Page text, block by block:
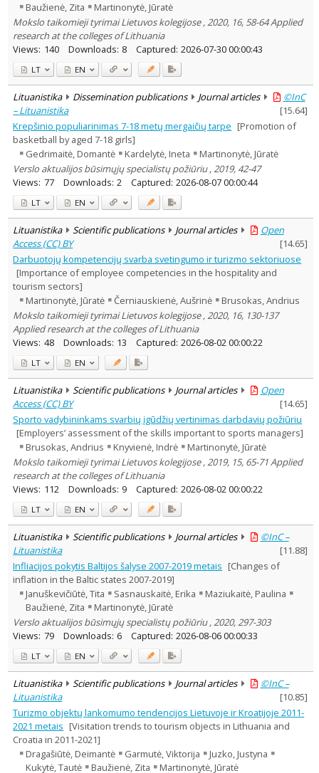
Baužienė, Zita
Martinonytė, Jūratė
Mokslo taikomieji tyrimai Lietuvos kolegijose , 2020, 16, 58-64 Applied
research at the colleges of Lithuania
Views: 140 Downloads: 8 Captured: 2026-07-30 00:00:43
LT EN
Lituanistika Dissemination publications Journal articles
©InC
– Lituanistika
[15.64]
Krepšinio populiarinimas 7-18 metų mergaičių tarpe [Promotion of
basketball by aged 7-18 girls]
Gedrimaitė, Domantė
Kardelytė, Ineta
Martinonytė, Jūratė
Verslo aktualijos būsimųjų specialistų požiūriu , 2019, 42-47
Views: 77 Downloads: 2 Captured: 2026-08-07 00:00:44
LT EN
Lituanistika Scientific publications Journal articles
Open
Access (CC) BY
[14.65]
Darbuotojų kompetencijų svarba svetingumo ir turizmo sektoriuose
[Importance of employee competencies in the hospitality and
tourism sectors]
Martinonytė, Jūratė
Černiauskienė, Aušrinė
Brusokas, Andrius
Mokslo taikomieji tyrimai Lietuvos kolegijose , 2020, 16, 130-137
Applied research at the colleges of Lithuania
Views: 48 Downloads: 13 Captured: 2026-08-02 00:00:22
LT EN
Lituanistika Scientific publications Journal articles
Open
Access (CC) BY
[14.65]
Sporto vadybininkams svarbių įgūdžių vertinimas darbdavių požiūriu
[Employers’ assessment of the skills important to sports managers]
Brusokas, Andrius
Knyvienė, Indrė
Martinonytė, Jūratė
Mokslo taikomieji tyrimai Lietuvos kolegijose , 2019, 15, 65-71 Applied
research at the colleges of Lithuania
Views: 112 Downloads: 9 Captured: 2026-08-02 00:00:22
LT EN
Lituanistika Scientific publications Journal articles
©InC –
Lituanistika
[11.88]
Infliacijos pokytis Baltijos šalyse 2007-2019 metais [Changes of
inflation in the Baltic states 2007-2019]
Januškevičiūtė, Tita
Sasnauskaitė, Erika
Maziukaitė, Paulina
Baužienė, Zita
Martinonytė, Jūratė
Verslo aktualijos būsimųjų specialistų požiūriu , 2020, 297-303
Views: 79 Downloads: 6 Captured: 2026-08-06 00:00:33
LT EN
Lituanistika Scientific publications Journal articles
©InC –
Lituanistika
[10.85]
Turizmo objektų lankomumo tendencijos Lietuvoje ir Kroatijoje 2011-
2021 metais [Visitation trends to tourism objects in Lithuania and
Croatia in 2011-2021]
Dragašiūtė, Deimantė
Garmutė, Viktorija
Juzko, Justyna
Kukytė, Tautė
Baužienė, Zita Martinonytė, Jūratė